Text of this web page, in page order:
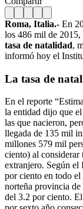
Roma, Italia.- En
los 486 mil de 2015,
tasa de natalidad,
informó hoy el
La tasa de
En el reporte
la entidad dijo que
las que nacieron,
llegada de 135 mil
millones 579 mil
ciento) al considerar
extranjero. Según el
por ciento en todo
norteña provincia
del 3.2 por ciento.